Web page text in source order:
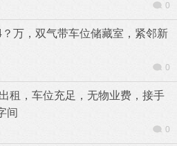
0
万，双气带车位储藏室，紧邻新
0
租，车位充足，无物业费，接手
间
0